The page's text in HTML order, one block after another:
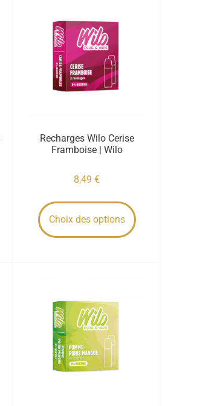
Recharges Wilo Cerise
Framboise | Wilo
8,49€
Choix des options